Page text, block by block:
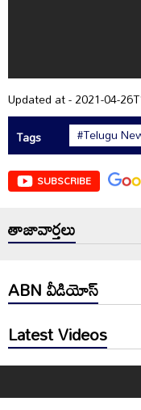
Updated at - 2021-04-
Tags
#Telugu
SUBSCRIBE
తాజావార్తలు
ABN వీడియోస్
Latest Videos